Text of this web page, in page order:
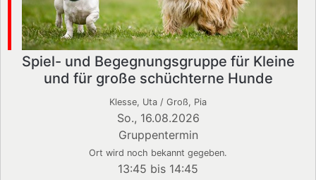
Spiel- und Begegnungsgruppe für Kleine
und für große schüchterne Hunde
Klesse, Uta / Groß, Pia
So., 16.08.2026
Gruppentermin
Ort wird noch bekannt gegeben.
13:45 bis 14:45